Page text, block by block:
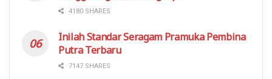
4180 SHARES
Inilah Standar Seragam Pramuka Pembina
Putra Terbaru
7147 SHARES